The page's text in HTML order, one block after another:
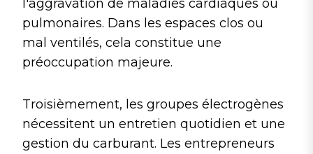
l'aggravation de maladies cardiaques ou
pulmonaires. Dans les espaces clos ou
mal ventilés, cela constitue une
préoccupation majeure.
Troisièmement, les groupes électrogènes
nécessitent un entretien quotidien et une
gestion du carburant. Les entrepreneurs